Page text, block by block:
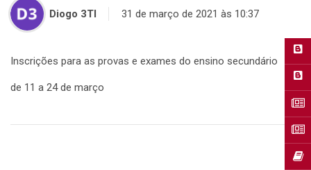
Diogo 3TI 31 de março de 2021 às 10:37
Inscrições para as provas e exames do ensino secundário
de 11 a 24 de março